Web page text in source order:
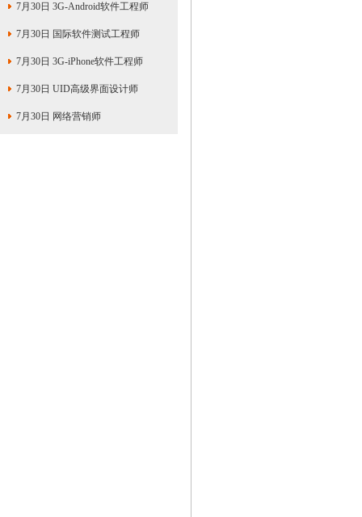
7月30日 3G-Android软件工程师
7月30日 国际软件测试工程师
7月30日 3G-iPhone软件工程师
7月30日 UID高级界面设计师
7月30日 网络营销师